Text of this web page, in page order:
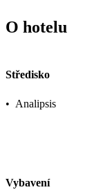
O hotelu
Středisko
• Analipsis
Vybavení